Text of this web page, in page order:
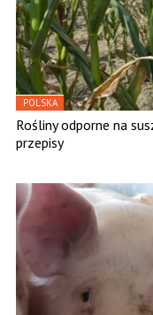
POLSKA
Rośliny odporne na
przepisy